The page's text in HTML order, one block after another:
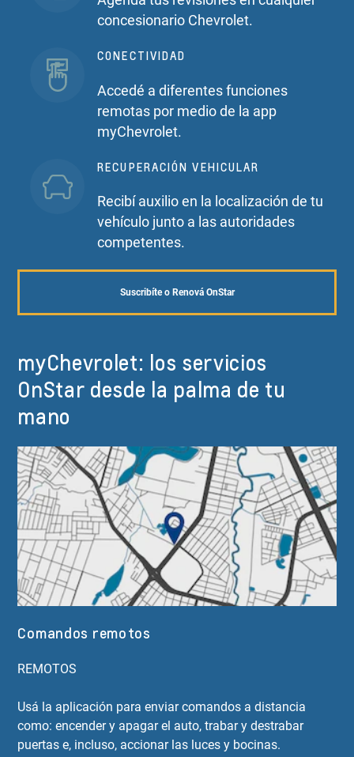
concesionario Chevrolet.
CONECTIVIDAD
Accedé a diferentes funciones
remotas por medio de la app
myChevrolet.
RECUPERACIÓN VEHICULAR
Recibí auxilio en la localización de tu
vehículo junto a las autoridades
competentes.
Suscribíte o Renová OnStar
myChevrolet: los servicios
OnStar desde la palma de tu
mano
Comandos remotos
REMOTOS
Usá la aplicación para enviar comandos a distancia
como: encender y apagar el auto, trabar y destrabar
puertas e, incluso, accionar las luces y bocinas.